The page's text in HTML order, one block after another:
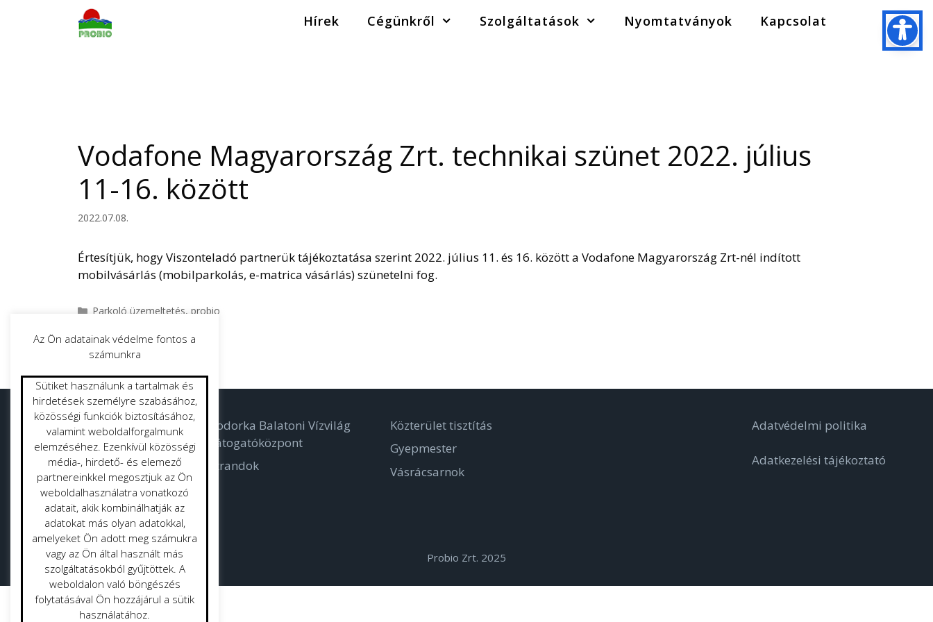
Hírek Cégünkről Szolgáltatások Nyomtatványok Kapcsolat
Vodafone Magyarország Zrt. technikai szünet 2022. július
11-16. között
2022.07.08.
Értesítjük, hogy Viszonteladó partnerük tájékoztatása szerint 2022. július 11. és 16. között a Vodafone Magyarország Zrt-nél indított
mobilvásárlás (mobilparkolás, e-matrica vásárlás) szünetelni fog.
Kategória
Parkoló üzemeltetés,probio
Fa bejárati ajtó gyártás
Parkolás
Létesítmény gazdálkodás
Parkgondozás
Bodorka Balatoni Vízvilág
Látogatóközpont
Strandok
Közterület tisztítás
Gyepmester
Vásrácsarnok
Adatvédelmi politika
Adatkezelési tájékoztató
Probio Zrt. 2025
Az Ön adatainak védelme fontos a
számunkra
Sütiket használunk a tartalmak és
hirdetések személyre szabásához,
közösségi funkciók biztosításához,
valamint weboldalforgalmunk
elemzéséhez. Ezenkívül közösségi
média-, hirdető- és elemező
partnereinkkel megosztjuk az Ön
weboldalhasználatra vonatkozó
adatait, akik kombinálhatják az
adatokat más olyan adatokkal,
amelyeket Ön adott meg számukra
vagy az Ön által használt más
szolgáltatásokból gyűjtöttek. A
weboldalon való böngészés
folytatásával Ön hozzájárul a sütik
használatához.